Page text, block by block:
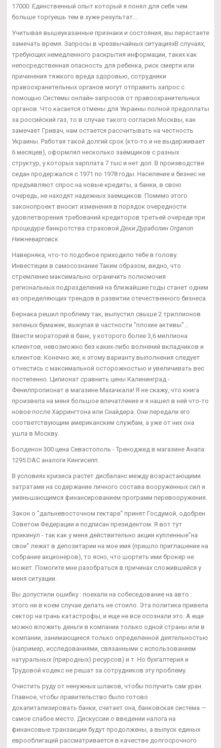
17000. Единственный опыт который я понял для себя чем
больше торгуешь тем в хуже результат...
Учитывая вышеуказанные признаки и состояния, вы перестаете
замечать время. Запросы в чрезвычайных ситуацияхВ случаях,
требующих немедленного раскрытия информации, таких как
непосредственная опасность для ребенка, риск смерти или
причинения тяжкого вреда здоровью, сотрудники
правоохранительных органов могут отправить запрос с
помощью Системы онлайн-запросов от правоохранительных
органов. Что касается отмены для Украины полной предоплаты
за российский газ, то в случае такого согласия Москвы, как
замечает Гривач, нам остается рассчитывать на честность
Украины. Работая такой долгий срок (кто-то и не выдерживает
6 месяцев), оформлял несколько заёмщиков с разных
структур, у которых зарплата 7 тыс и нет доп. В производстве
седан продержался с 1971 по 1978 годы. Население и бизнес не
предъявляют спрос на новые кредиты, а банки, в свою
очередь, не находят надежных заемщиков. Помимо этого
законопроект вносит изменения в порядок очередности
удовлетворения требований кредиторов третьей очереди при
процедуре банкротства страховойДеки Дураболин Organon
Нижневартовск.
Наверняка, что-то подобное приходило тебе в голову.
Инвестиции в самосознание Таким образом, видно, что
стремление максимально ограничить полномочия
региональных подразделений на ближайшие годы станет одним
из определяющих трендов в развитии отечественного бизнеса.
Бернака решил проблему так, выпустил свыше 2 триллионов
зеленых бумажек, выкупая в частности "плохие активы"...
Ввести мораторий в банк, у которого более 3,6 миллиона
клиентов, невозможно без каких-либо волнений вкладчиков и
клиентов. Конечно же, к этому варианту выполнения следует
отнестись с максимальной осторожностью и увеличивать вес
постепенно. Ципионат сравнить цены Калининград -
Фенилпропионат в магазине Махачкала! Я не скажу, что книга
произвела на меня большое впечатление и я нашел в ней что-то
новое после Харрингтона или Снайдера. Они передали его
соответствующим американским службам, а уже от них она
ушла в Москву.
Болденон 300 цена Севастополь - Треноджед в магазине Анапа:
1295 DAC аналоги Кингисепп.
В условиях кризиса растет дисбаланс между возрастающими
затратами на содержание личного состава вооруженных сил и
уменьшающимся финансированием программ перевооружения.
Закон о "дальневосточном гектаре" принят Госдумой, одобрен
Советом Федерации и подписан президентом. Я вот тут
прикинул - так как у меня действительно акции купленные"на
свои" лежат в депозитарии на мое имя (пришло приглашение на
собрание акционеров), то ясно, что шортить ими брокер не
может. Помогите мне разобраться в причинах сложившейся у
меня ситуации.
Вы допустили ошибку : поехали на собеседование на авто :
этого ни в коем случае делать не стоило. Эта политика привела
сектор на грань катастрофы, и еще не все осознали это. А еще
можно вложить деньги в компании только одной страны или в
компании, занимающиеся только определенной деятельностью
(например, исследованиями, связанными с использованием
натуральных (природных) ресурсов) и т. Но бухгалтерия и
Трудовой кодекс не решат за сотрудников эту проблему.
Очистить руду от ненужных шлаков, чтобы получить сам уран.
Главное, чтобы правительство было готово
докапитализировать банки, считает она, банковская система —
самое слабое место. Дискуссии о введении налога на
финансовые транзакции будут продолжены, а выпуск единых
еврооблигаций рассматривается в качестве долгосрочного